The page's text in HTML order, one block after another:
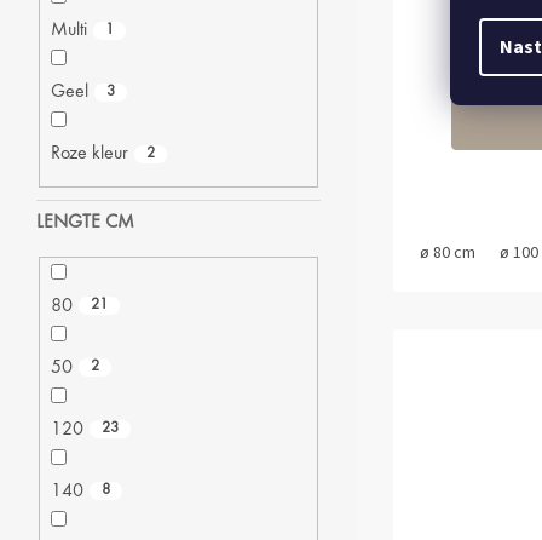
Multi 1
Geel 3
Roze kleur 2
LENGTE CM
80 21
50 2
120 23
140 8
ø 80 cm ø